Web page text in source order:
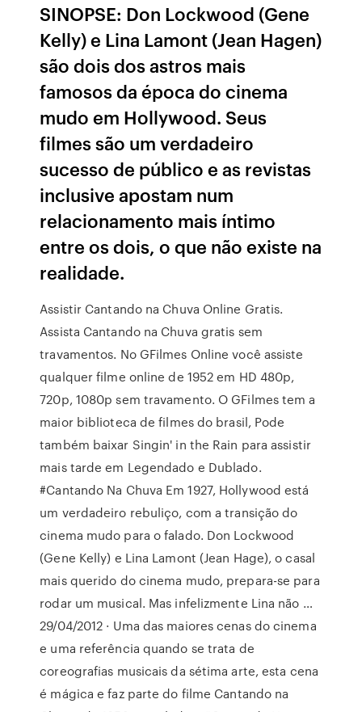
SINOPSE: Don Lockwood (Gene
Kelly) e Lina Lamont (Jean Hagen)
são dois dos astros mais
famosos da época do cinema
mudo em Hollywood. Seus
filmes são um verdadeiro
sucesso de público e as revistas
inclusive apostam num
relacionamento mais íntimo
entre os dois, o que não existe na
realidade.
Assistir Cantando na Chuva Online Gratis.
Assista Cantando na Chuva gratis sem
travamentos. No GFilmes Online você assiste
qualquer filme online de 1952 em HD 480p,
720p, 1080p sem travamento. O GFilmes tem a
maior biblioteca de filmes do brasil, Pode
também baixar Singin' in the Rain para assistir
mais tarde em Legendado e Dublado.
#Cantando Na Chuva Em 1927, Hollywood está
um verdadeiro rebuliço, com a transição do
cinema mudo para o falado. Don Lockwood
(Gene Kelly) e Lina Lamont (Jean Hage), o casal
mais querido do cinema mudo, prepara-se para
rodar um musical. Mas infelizmente Lina não …
29/04/2012 · Uma das maiores cenas do cinema
e uma referência quando se trata de
coreografias musicais da sétima arte, esta cena
é mágica e faz parte do filme Cantando na